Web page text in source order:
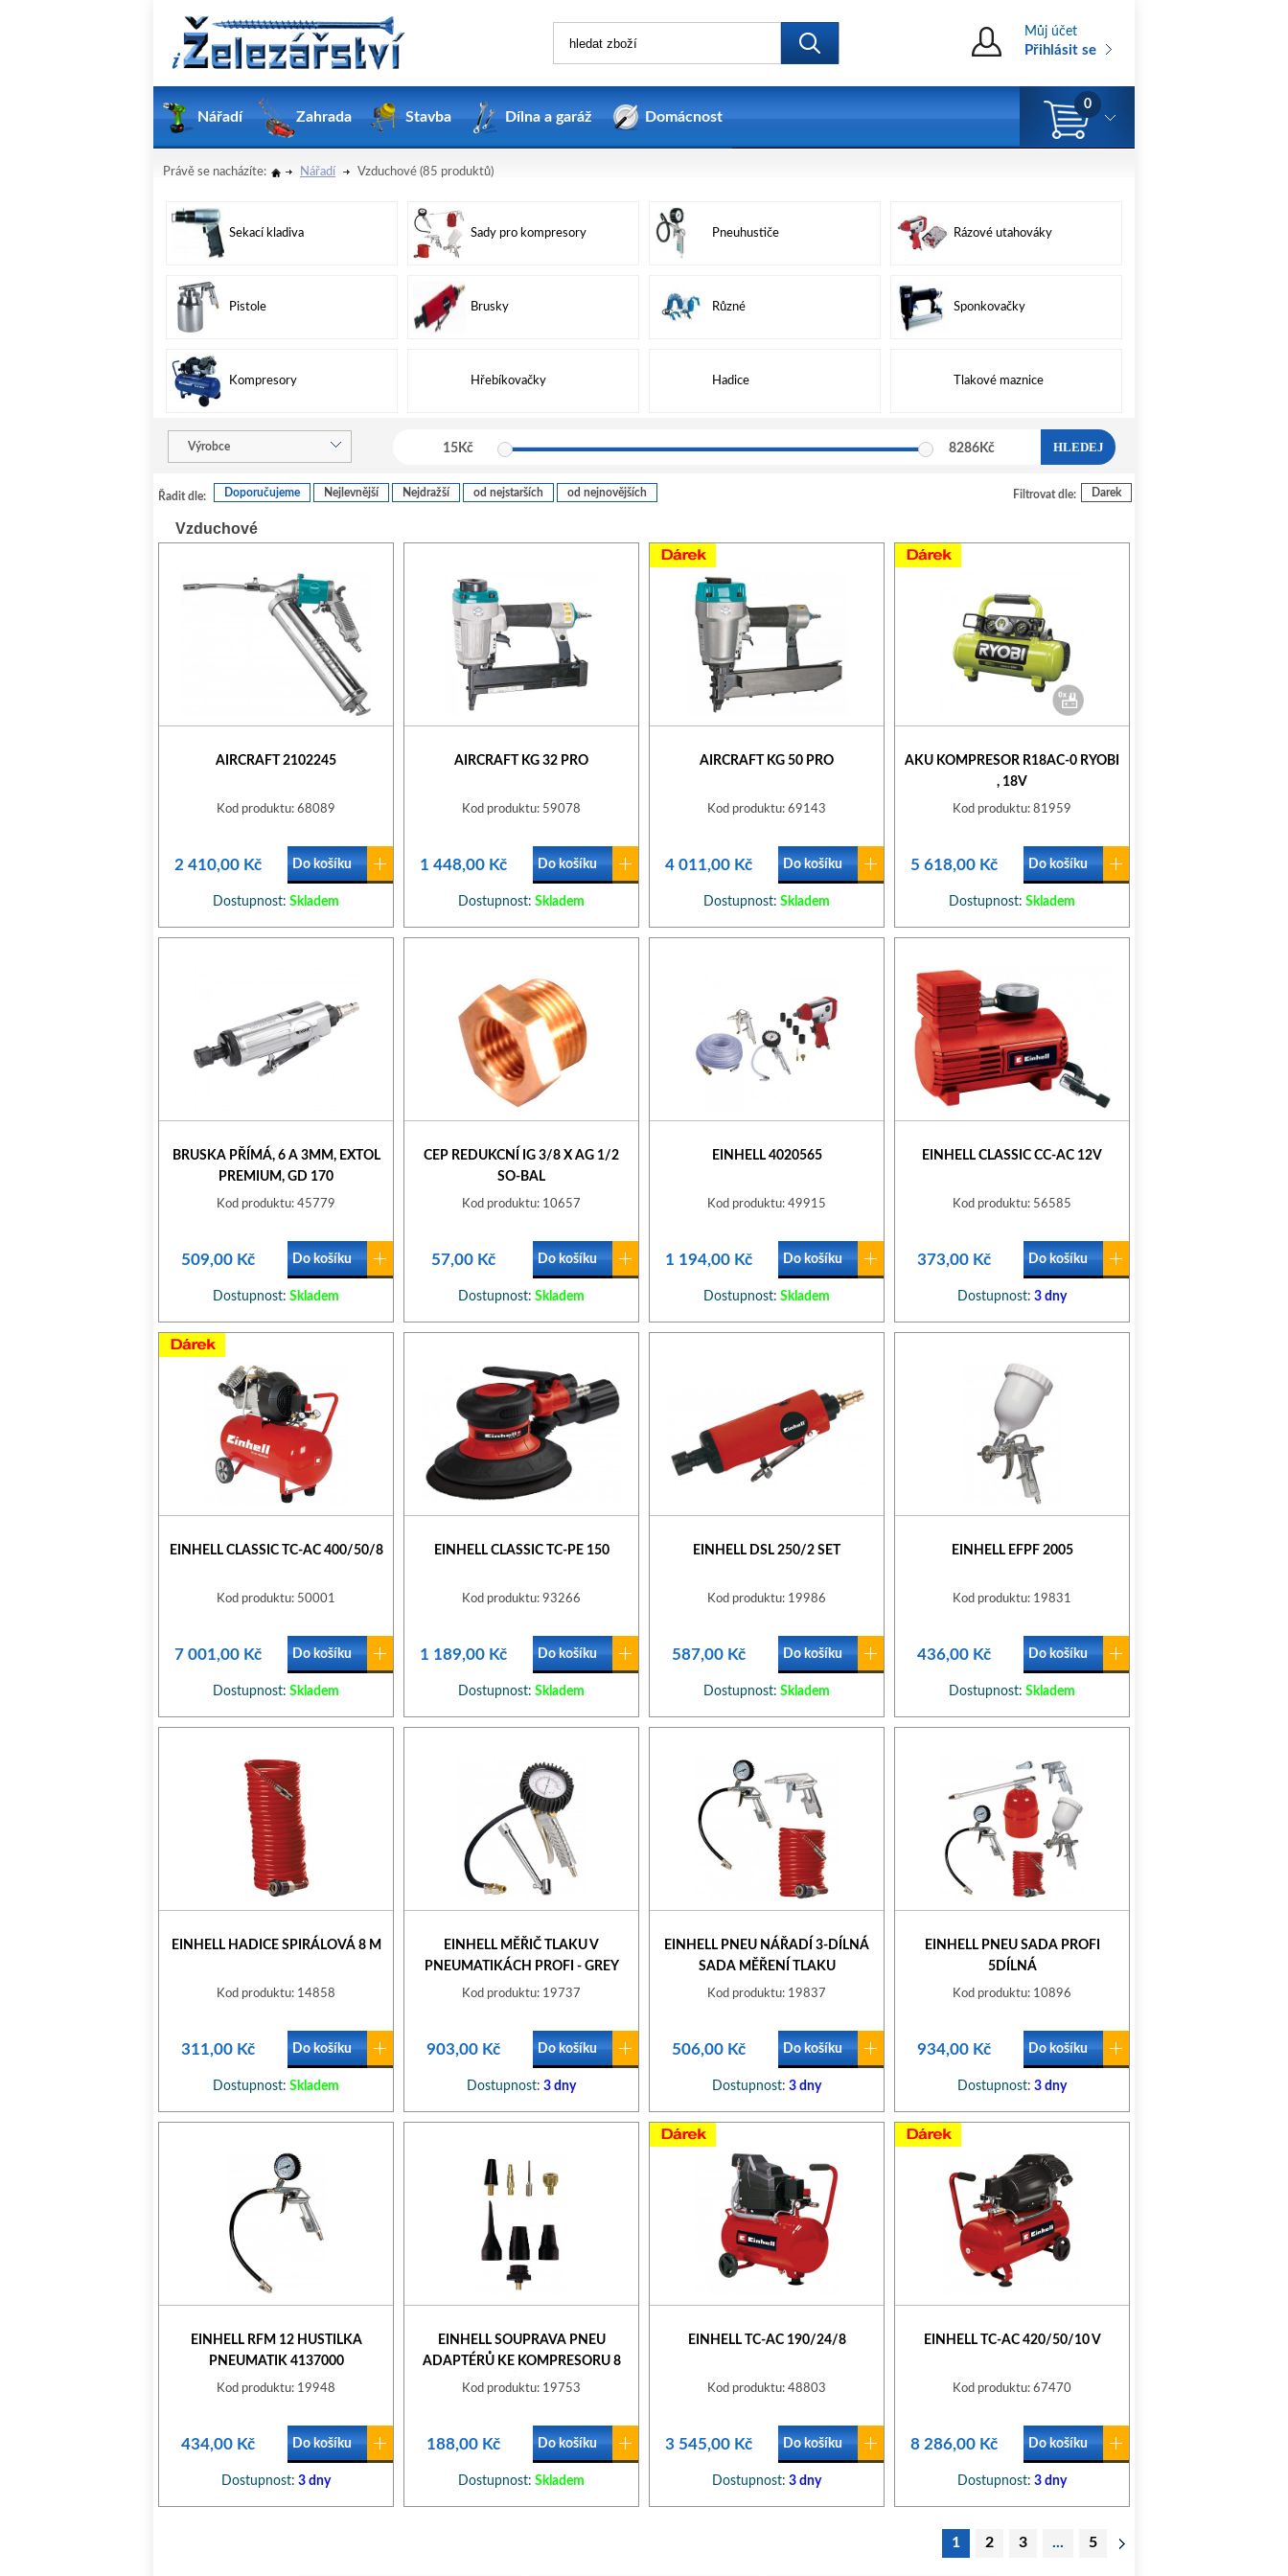
Můj účet
Přihlásit se
Nářadí Zahrada Stavba Dílna a garáž Domácnost
0
Právě se nacházíte: Nářadí Vzduchové (85 produktů)
Sekací kladiva Sady pro kompresory Pneuhustiče Rázové utahováky
Pistole Brusky Různé Sponkovačky
Kompresory Hřebíkovačky Hadice Tlakové maznice
Výrobce 15Kč 8286Kč HLEDEJ
Filtrovat dle: Darek
Řadit dle: Doporučujeme Nejlevnější Nejdražší od nejstarších od nejnovějších
Vzduchové
AIRCRAFT 2102245
Kod produktu: 68089
2 410,00 Kč Do košíku
Dostupnost: Skladem
AIRCRAFT KG 32 PRO
Kod produktu: 59078
1 448,00 Kč Do košíku
Dostupnost: Skladem
AIRCRAFT KG 50 PRO
Kod produktu: 69143
4 011,00 Kč Do košíku
Dostupnost: Skladem
AKU KOMPRESOR R18AC-0 RYOBI
, 18V
Kod produktu: 81959
5 618,00 Kč Do košíku
Dostupnost: Skladem
BRUSKA PŘÍMÁ, 6 A 3MM, EXTOL
PREMIUM, GD 170
Kod produktu: 45779
509,00 Kč Do košíku
Dostupnost: Skladem
CEP REDUKCNÍ IG 3/8 X AG 1/2
SO-BAL
Kod produktu: 10657
57,00 Kč Do košíku
Dostupnost: Skladem
EINHELL 4020565
Kod produktu: 49915
1 194,00 Kč Do košíku
Dostupnost: Skladem
EINHELL CLASSIC CC-AC 12V
Kod produktu: 56585
373,00 Kč Do košíku
Dostupnost: 3 dny
EINHELL CLASSIC TC-AC 400/50/8
Kod produktu: 50001
7 001,00 Kč Do košíku
Dostupnost: Skladem
EINHELL CLASSIC TC-PE 150
Kod produktu: 93266
1 189,00 Kč Do košíku
Dostupnost: Skladem
EINHELL DSL 250/2 SET
Kod produktu: 19986
587,00 Kč Do košíku
Dostupnost: Skladem
EINHELL EFPF 2005
Kod produktu: 19831
436,00 Kč Do košíku
Dostupnost: Skladem
EINHELL HADICE SPIRÁLOVÁ 8 M
Kod produktu: 14858
311,00 Kč Do košíku
Dostupnost: Skladem
EINHELL MĚŘIČ TLAKU V
PNEUMATIKÁCH PROFI - GREY
Kod produktu: 19737
903,00 Kč Do košíku
Dostupnost: 3 dny
EINHELL PNEU NÁŘADÍ 3-DÍLNÁ
SADA MĚŘENÍ TLAKU
PNEU,PISTOLE,HADICE
Kod produktu: 19837
506,00 Kč Do košíku
Dostupnost: 3 dny
EINHELL PNEU SADA PROFI
5DÍLNÁ
Kod produktu: 10896
934,00 Kč Do košíku
Dostupnost: 3 dny
EINHELL RFM 12 HUSTILKA
PNEUMATIK 4137000
Kod produktu: 19948
434,00 Kč Do košíku
Dostupnost: 3 dny
EINHELL SOUPRAVA PNEU
ADAPTÉRŮ KE KOMPRESORU 8
DÍLŮ GREY
Kod produktu: 19753
188,00 Kč Do košíku
Dostupnost: Skladem
EINHELL TC-AC 190/24/8
Kod produktu: 48803
3 545,00 Kč Do košíku
Dostupnost: 3 dny
EINHELL TC-AC 420/50/10 V
Kod produktu: 67470
8 286,00 Kč Do košíku
Dostupnost: 3 dny
1 2 3 ... 5